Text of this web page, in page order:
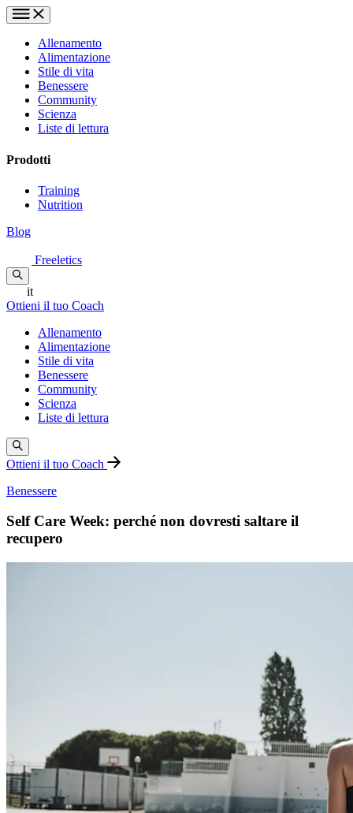
Allenamento
Alimentazione
Stile di vita
Benessere
Community
Scienza
Liste di lettura
Prodotti
Training
Nutrition
Blog
Freeletics
it
Ottieni il tuo Coach
Allenamento
Alimentazione
Stile di vita
Benessere
Community
Scienza
Liste di lettura
Ottieni il tuo Coach
Benessere
Self Care Week: perché non dovresti saltare il
recupero